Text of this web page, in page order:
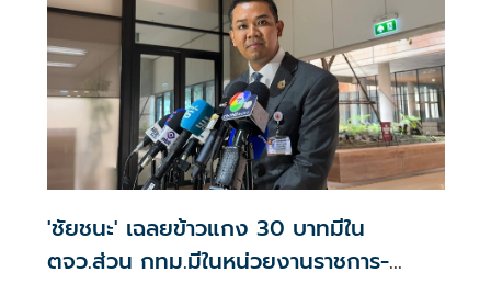
'ชัยชนะ' เฉลยข้าวแกง 30 บาทมีใน
ตจว.ส่วน กทม.มีในหน่วยงานราชการ-